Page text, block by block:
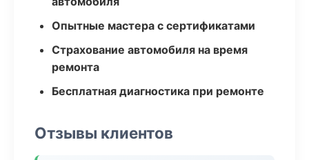
Опытные мастера с сертификатами
Страхование автомобиля на время
ремонта
Бесплатная диагностика при ремонте
Отзывы клиентов